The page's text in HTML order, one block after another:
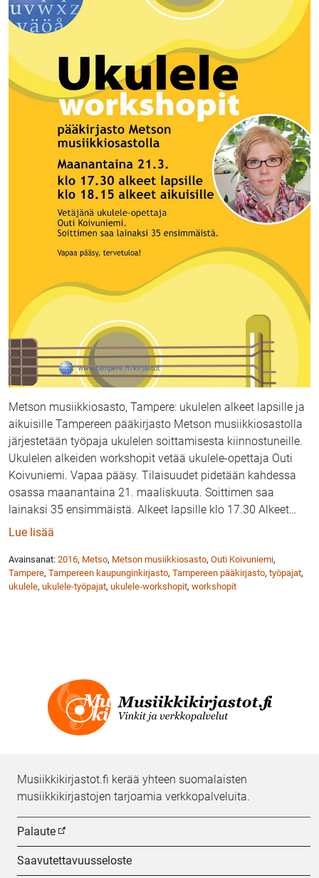
Metson musiikkiosasto, Tampere: ukulelen alkeet lapsille ja
aikuisille Tampereen pääkirjasto Metson musiikkiosastolla
järjestetään työpaja ukulelen soittamisesta kiinnostuneille.
Ukulelen alkeiden workshopit vetää ukulele-opettaja Outi
Koivuniemi. Vapaa pääsy. Tilaisuudet pidetään kahdessa
osassa maanantaina 21. maaliskuuta. Soittimen saa
lainaksi 35 ensimmäistä. Alkeet lapsille klo 17.30 Alkeet…
Lue lisää
Avainsanat: 2016, Metso, Metson musiikkiosasto, Outi Koivuniemi,
Tampere, Tampereen kaupunginkirjasto, Tampereen pääkirjasto, työpajat,
ukulele, ukulele-työpajat, ukulele-workshopit, workshopit
Musiikkikirjastot.fi kerää yhteen suomalaisten
musiikkikirjastojen tarjoamia verkkopalveluita.
Palaute
Saavutettavuusseloste